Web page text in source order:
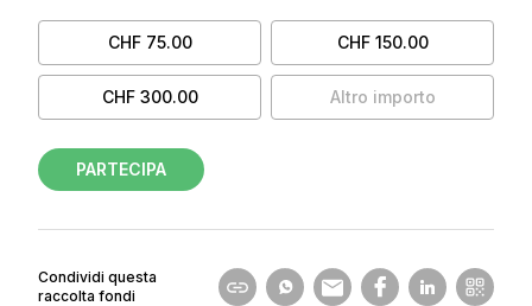
CHF 75.00 CHF 150.00
CHF 300.00 Altro importo
PARTECIPA
Condividi questa
raccolta fondi